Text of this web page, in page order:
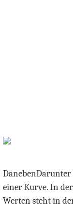
DanebenDarunter
einer Kurve. In
Werten steht in